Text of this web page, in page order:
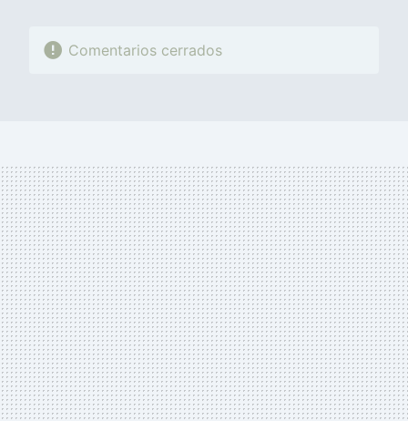
Comentarios cerrados